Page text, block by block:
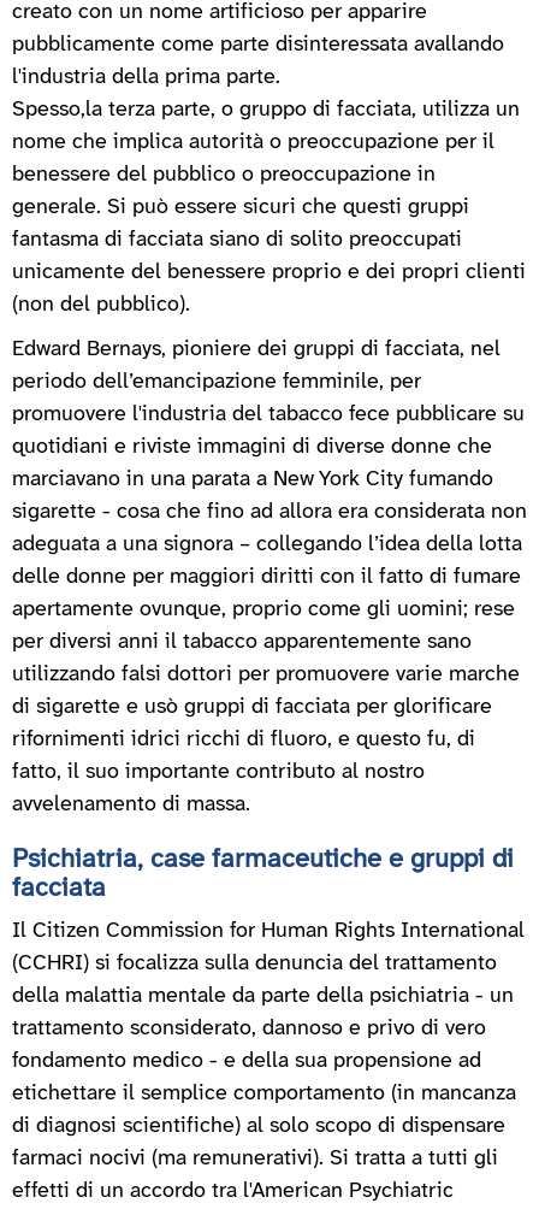
creato con un nome artificioso per apparire
pubblicamente come parte disinteressata avallando
l'industria della prima parte.
Spesso,la terza parte, o gruppo di facciata, utilizza un
nome che implica autorità o preoccupazione per il
benessere del pubblico o preoccupazione in
generale. Si può essere sicuri che questi gruppi
fantasma di facciata siano di solito preoccupati
unicamente del benessere proprio e dei propri clienti
(non del pubblico).
Edward Bernays, pioniere dei gruppi di facciata, nel
periodo dell’emancipazione femminile, per
promuovere l'industria del tabacco fece pubblicare su
quotidiani e riviste immagini di diverse donne che
marciavano in una parata a New York City fumando
sigarette - cosa che fino ad allora era considerata non
adeguata a una signora – collegando l’idea della lotta
delle donne per maggiori diritti con il fatto di fumare
apertamente ovunque, proprio come gli uomini; rese
per diversi anni il tabacco apparentemente sano
utilizzando falsi dottori per promuovere varie marche
di sigarette e usò gruppi di facciata per glorificare
rifornimenti idrici ricchi di fluoro, e questo fu, di
fatto, il suo importante contributo al nostro
avvelenamento di massa.
Psichiatria, case farmaceutiche e gruppi di
facciata
Il Citizen Commission for Human Rights International
(CCHRI) si focalizza sulla denuncia del trattamento
della malattia mentale da parte della psichiatria - un
trattamento sconsiderato, dannoso e privo di vero
fondamento medico - e della sua propensione ad
etichettare il semplice comportamento (in mancanza
di diagnosi scientifiche) al solo scopo di dispensare
farmaci nocivi (ma remunerativi). Si tratta a tutti gli
effetti di un accordo tra l'American Psychiatric